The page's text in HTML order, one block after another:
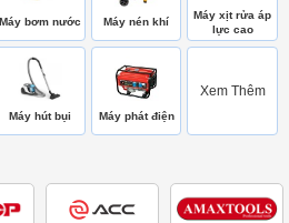
Máy bơm nước Máy nén khí
Máy xịt rửa áp
lực cao
Máy hút bụi Máy phát điện
Xem Thêm